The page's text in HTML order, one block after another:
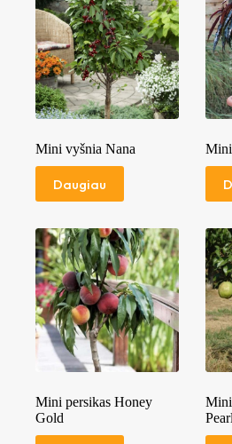
Mini vyšnia Nana
Daugiau
Mini
Mini persikas Honey
Gold
Mini
Pearl